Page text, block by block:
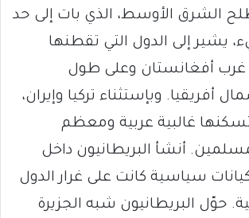
الشرق الأوسط، الذي بات إلى حد
يشير إلى الدول التي تقطنها
غرب أفغانستان وعلى طول
أفريقيا. وبإستثناء تركيا وإيران،
غالبية عربية ومعظم
أنشأ البريطانيون داخل
سياسية كانت على غرار الدول
حوّل البريطانيون شبه الجزيرة